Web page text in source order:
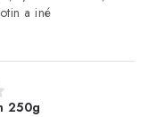
a iné
250g